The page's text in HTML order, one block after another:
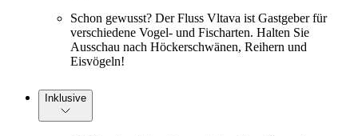
Schon gewusst? Der Fluss Vltava ist Gastgeber für
verschiedene Vogel- und Fischarten. Halten Sie
Ausschau nach Höckerschwänen, Reihern und
Eisvögeln!
Inklusive